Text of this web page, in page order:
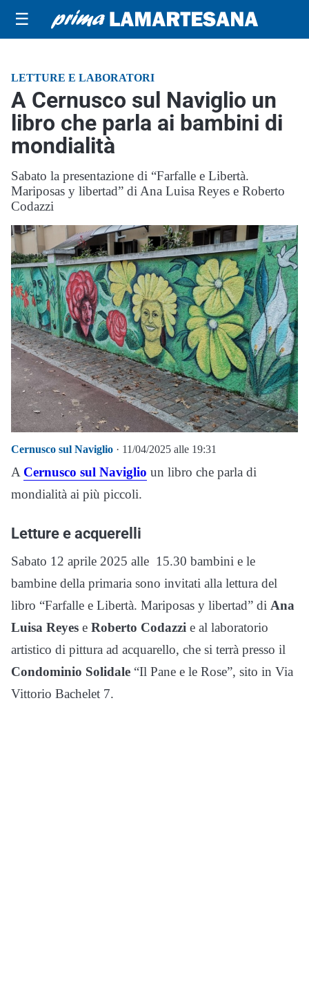
☰
LETTURE E LABORATORI
A Cernusco sul Naviglio un
libro che parla ai bambini di
mondialità
Sabato la presentazione di “Farfalle e Libertà.
Mariposas y libertad” di Ana Luisa Reyes e Roberto
Codazzi
Cernusco sul Naviglio · 11/04/2025 alle 19:31
A Cernusco sul Naviglio un libro che parla di
mondialità ai più piccoli.
Letture e acquerelli
Sabato 12 aprile 2025 alle 15.30 bambini e le
bambine della primaria sono invitati alla lettura del
libro “Farfalle e Libertà. Mariposas y libertad” di Ana
Luisa Reyes e Roberto Codazzi e al laboratorio
artistico di pittura ad acquarello, che si terrà presso il
Condominio Solidale “Il Pane e le Rose”, sito in Via
Vittorio Bachelet 7.